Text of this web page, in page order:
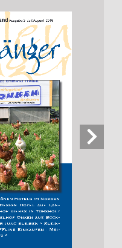
Ausgabe 3  Juli/August  2016
Hotels im Norden
Hotel  auf  Lan-
dierks in Torsholt
Onken aus Bock-
jung bleiben * Klein-
Einkaufen - Mei-
*